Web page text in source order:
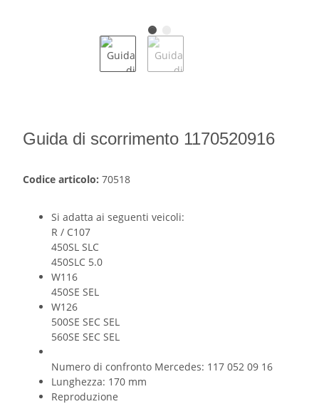
Guida di scorrimento 1170520916
Codice articolo: 70518
Si adatta ai seguenti veicoli:
R / C107
450SL SLC
450SLC 5.0
W116
450SE SEL
W126
500SE SEC SEL
560SE SEC SEL
Numero di confronto Mercedes: 117 052 09 16
Lunghezza: 170 mm
Reproduzione